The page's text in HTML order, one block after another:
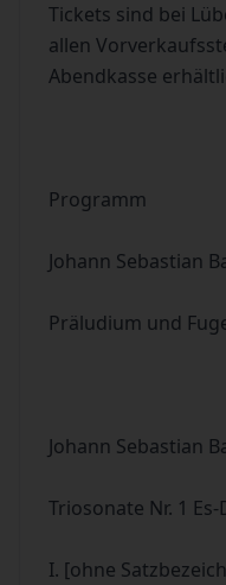
Tickets sind bei
allen
Abendkasse
Programm
Johann Sebastian
Präludium und
Johann Sebastian
Triosonate Nr. 1 Es-
I. [ohne